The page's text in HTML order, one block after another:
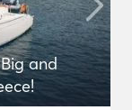
and